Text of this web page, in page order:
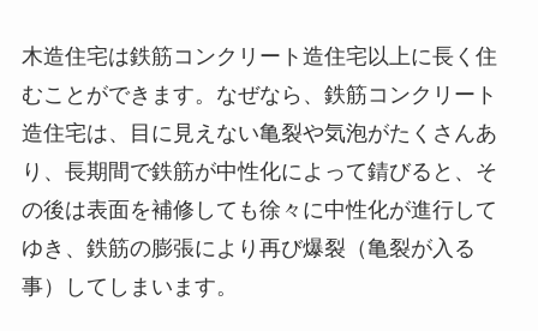
木造住宅は鉄筋コンクリート造住宅以上に長く住
むことができます。なぜなら、鉄筋コンクリート
造住宅は、目に見えない亀裂や気泡がたくさんあ
り、長期間で鉄筋が中性化によって錆びると、そ
の後は表面を補修しても徐々に中性化が進行して
ゆき、鉄筋の膨張により再び爆裂（亀裂が入る
事）してしまいます。